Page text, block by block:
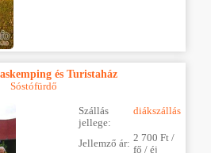
és Turistaház
Sóstófürdő
Szállás
jellege:
diákszállás
Jellemző ár: 2 700 Ft /
fő / éj